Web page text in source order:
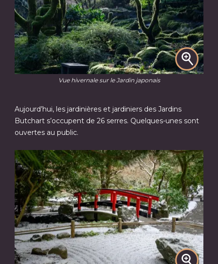
Vue hivernale sur le Jardin japonais
Aujourd’hui, les jardinières et jardiniers des Jardins
Butchart s’occupent de 26 serres. Quelques-unes sont
ouvertes au public.